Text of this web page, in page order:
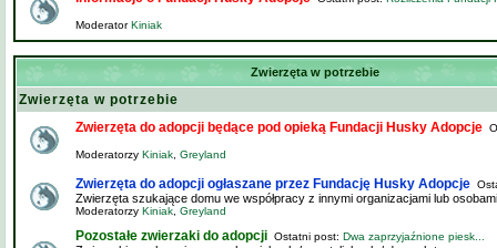
ModeratorKiniak
Zwierzęta w potrzebie
Zwierzęta w potrzebie
Zwierzęta do adopcji będące pod opieką Fundacji Husky Adopcje
Moderatorzy Kiniak Greyland
Zwierzęta do adopcji ogłaszane przez Fundację Husky Adopcje
Zwierzęta szukające domu we współpracy z innymi organizacjami lub
Moderatorzy Kiniak Greyland
Pozostałe zwierzaki do adopcji Ostatni post: Dwa zaprzyjaźnione piesk...